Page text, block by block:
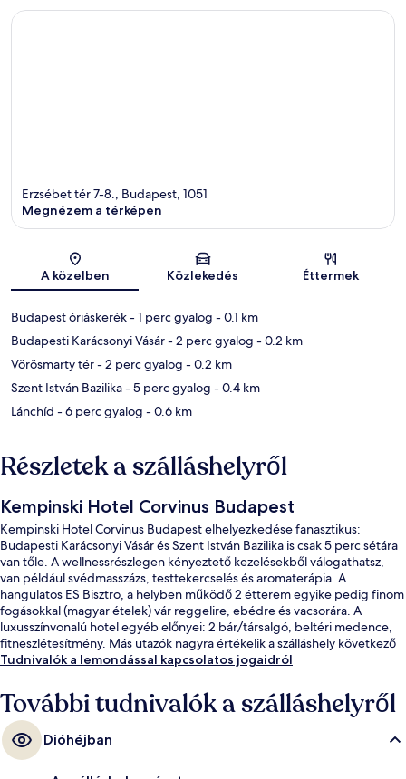
Térkép
Erzsébet tér 7-8., Budapest, 1051
Megnézem a térképen
A közelben Közlekedés Éttermek
Budapest óriáskerék- 1 perc gyalog - 0.1 km
Budapesti Karácsonyi Vásár- 2 perc gyalog - 0.2 km
Vörösmarty tér- 2 perc gyalog - 0.2 km
Szent István Bazilika- 5 perc gyalog - 0.4 km
Lánchíd - 6 perc gyalog - 0.6 km
Részletek a szálláshelyről
Kempinski Hotel Corvinus Budapest
Kempinski Hotel Corvinus Budapest elhelyezkedése fanasztikus:
Budapesti Karácsonyi Vásár és Szent István Bazilika is csak 5 perc sétára
van tőle. A wellnessrészlegen kényeztető kezelésekből válogathatsz,
van például svédmasszázs, testtekercselés és aromaterápia. A
hangulatos ES Bisztro, a helyben működő 2 étterem egyike pedig finom
fogásokkal (magyar ételek) vár reggelire, ebédre és vacsorára. A
luxusszínvonalú hotel egyéb előnyei: 2 bár/társalgó, beltéri medence,
fitneszlétesítmény. Más utazók nagyra értékelik a szálláshely következő
jellemzőit: segítőkész személyzet és a szálláshely általános állapota. A
metrómegálló és Vörösmarty tér metrómegálló is a szálláshely
szomszédságában van.
Tudnivalók a lemondással kapcsolatos jogaidról
További tudnivalók a szálláshelyről
Dióhéjban